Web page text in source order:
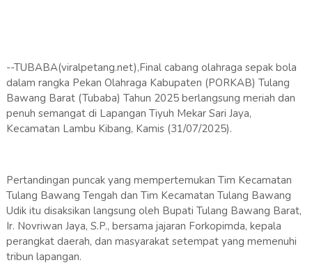
--TUBABA(viralpetang.net),Final cabang olahraga sepak bola
dalam rangka Pekan Olahraga Kabupaten (PORKAB) Tulang
Bawang Barat (Tubaba) Tahun 2025 berlangsung meriah dan
penuh semangat di Lapangan Tiyuh Mekar Sari Jaya,
Kecamatan Lambu Kibang, Kamis (31/07/2025).
Pertandingan puncak yang mempertemukan Tim Kecamatan
Tulang Bawang Tengah dan Tim Kecamatan Tulang Bawang
Udik itu disaksikan langsung oleh Bupati Tulang Bawang Barat,
Ir. Novriwan Jaya, S.P., bersama jajaran Forkopimda, kepala
perangkat daerah, dan masyarakat setempat yang memenuhi
tribun lapangan.